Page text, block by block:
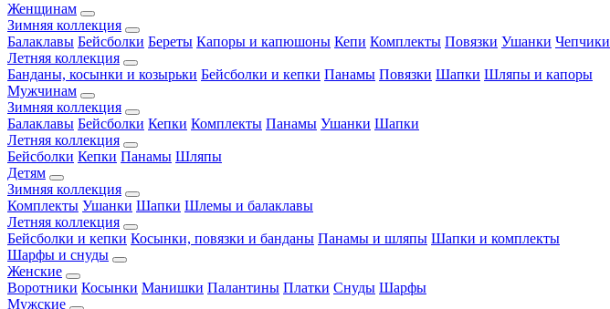
Женщинам
Зимняя коллекция
Балаклавы Бейсболки Береты Капоры и капюшоны Кепи Комплекты Повязки Ушанки Чепчики
Летняя коллекция
Банданы, косынки и козырьки Бейсболки и кепки Панамы Повязки Шапки Шляпы и капоры
Мужчинам
Зимняя коллекция
Балаклавы Бейсболки Кепки Комплекты Панамы Ушанки Шапки
Летняя коллекция
Бейсболки Кепки Панамы Шляпы
Детям
Зимняя коллекция
Комплекты Ушанки Шапки Шлемы и балаклавы
Летняя коллекция
Бейсболки и кепки Косынки, повязки и банданы Панамы и шляпы Шапки и комплекты
Шарфы и снуды
Женские
Воротники Косынки Манишки Палантины Платки Снуды Шарфы
Мужские